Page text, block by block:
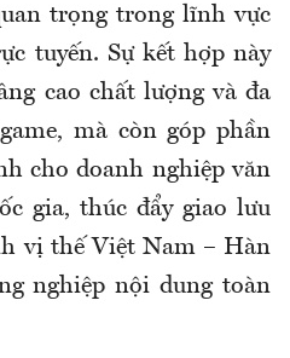
trọng trong lĩnh vực
tuyến. Sự kết hợp này
cao chất lượng và đa
mà còn góp phần
cho doanh nghiệp văn
gia, thúc đẩy giao lưu
vị thế Việt Nam – Hàn
nghiệp nội dung toàn